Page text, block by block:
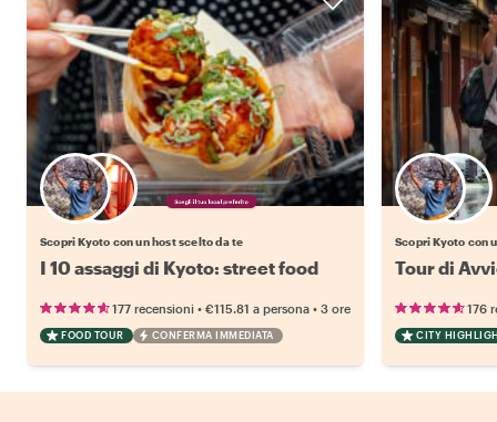
Scegli il tuo local preferito
Scopri Kyoto con un host scelto da te
I 10 assaggi di Kyoto: street food
177 recensioni • €115.81 a persona • 3 ore
FOOD TOUR CONFERMA IMMEDIATA
Scopri Kyoto con
Tour di
176
CITY